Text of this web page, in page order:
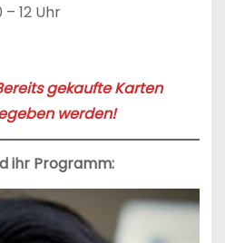
12 Uhr
Bereits gekaufte Karten
werden!
ihr Programm: